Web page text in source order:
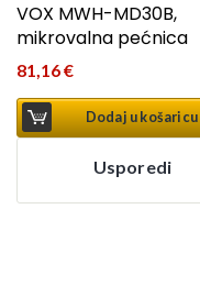
VOX MWH-MD30B,
mikrovalna pećnica
81,16€
Dodaj u košaricu
Usporedi